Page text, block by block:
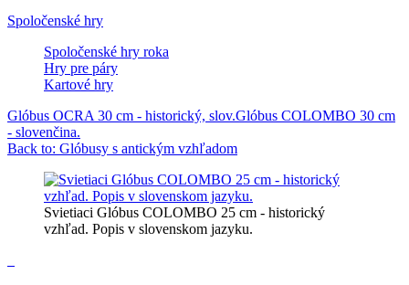
Spoločenské hry
Spoločenské hry roka
Hry pre páry
Kartové hry
Glóbus OCRA 30 cm - historický, slov.Glóbus COLOMBO 30 cm
- slovenčina.
Back to: Glóbusy s antickým vzhľadom
Svietiaci Glóbus COLOMBO 25 cm - historický
vzhľad. Popis v slovenskom jazyku.